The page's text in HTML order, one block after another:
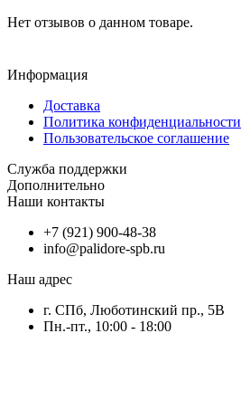
Нет отзывов о данном товаре.
Информация
Доставка
Политика конфиденциальности
Пользовательское соглашение
Служба поддержки
Дополнительно
Наши контакты
+7 (921) 900-48-38
info@palidore-spb.ru
Наш адрес
г. CПб, Люботинский пр., 5В
Пн.-пт., 10:00 - 18:00